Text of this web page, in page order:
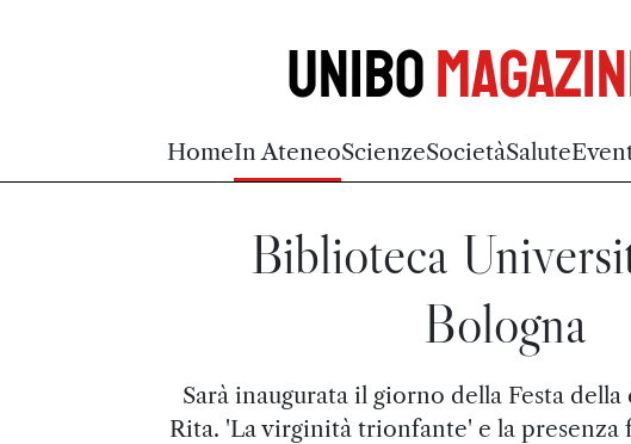
Unibo
HomeIn AteneoScienzeSocietàSalute
Biblioteca
Bologna
Sarà inaugurata il giorno della Festa
Rita. 'La virginità trionfante' e la